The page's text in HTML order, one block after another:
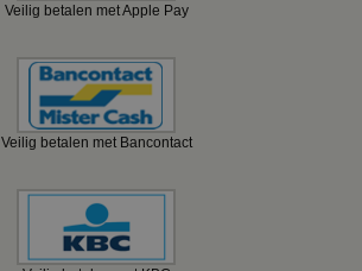
Veilig betalen met Apple Pay
Veilig betalen met Bancontact